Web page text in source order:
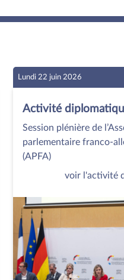
Lundi 22 juin 2026
Activité
Session plénière de
parlementaire franco-
(APFA)
voir l'activité